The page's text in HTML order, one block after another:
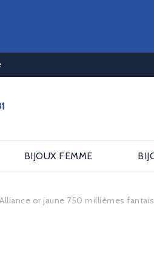
BIJOUX FEMME
Alliance or jaune 750 millièmes